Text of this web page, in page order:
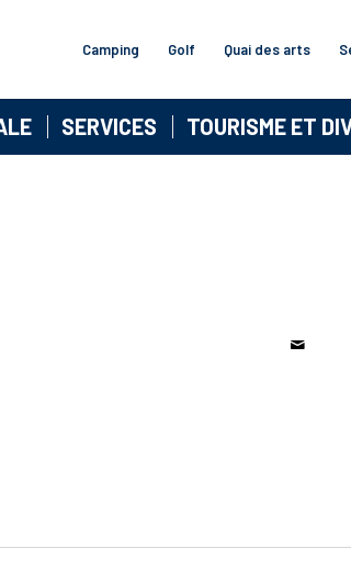
Camping Golf Quai des arts
SERVICES TOURISME ET